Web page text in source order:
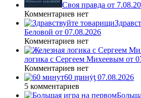
Своя правда от
Комментариев нет
Беловой от 07.08.2026
Комментариев нет
логика с Сергеем Михеевым от
Комментариев нет
60 ṃинẏƫ 07.08.2026
5 комментариев